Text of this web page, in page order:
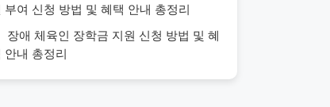
부여 신청 방법 및 혜택 안내 총정리
장애 체육인 장학금 지원 신청 방법 및 혜
안내 총정리